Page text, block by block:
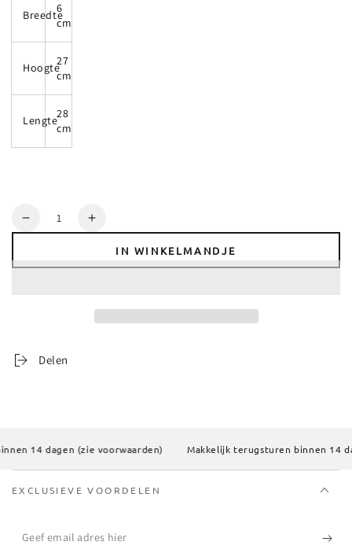
Breedte
6
cm
Hoogte27
cm
Lengte28
cm
Aantal
Verlaag
Aanzoek
Verhoog
voor
Figuur
Koppel
IN WINKELMANDJE
Delen
14 dagen (zie voorwaarden) Makkelijk terugsturen binnen 14
EXCLUSIEVE VOORDELEN
Geef